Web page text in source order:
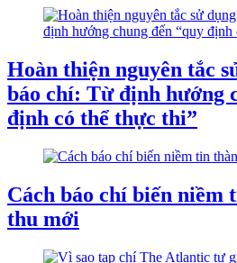
Hoàn thiện nguyên tắc
báo chí: Từ định hướng
định có thể thực thi”
Cách báo chí biến niềm
thu mới